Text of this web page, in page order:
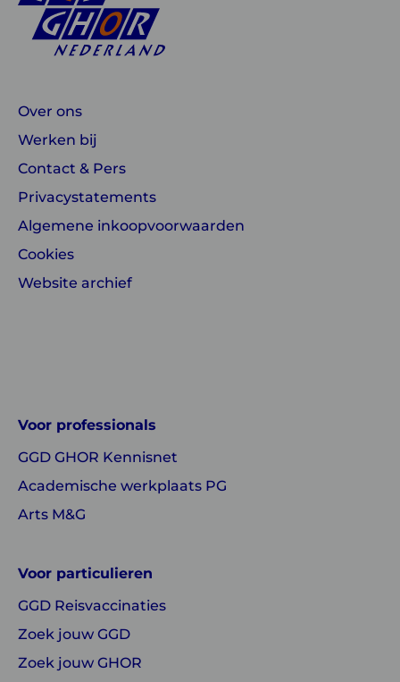
Over ons
Werken bij
Contact & Pers
Privacystatements
Algemene inkoopvoorwaarden
Cookies
Website archief
GHOR
Nederland
GHOR
Nederland
Voor professionals
GGD GHOR Kennisnet
Academische werkplaats PG
Arts M&G
Voor particulieren
GGD Reisvaccinaties
Zoek jouw GGD
Zoek jouw GHOR